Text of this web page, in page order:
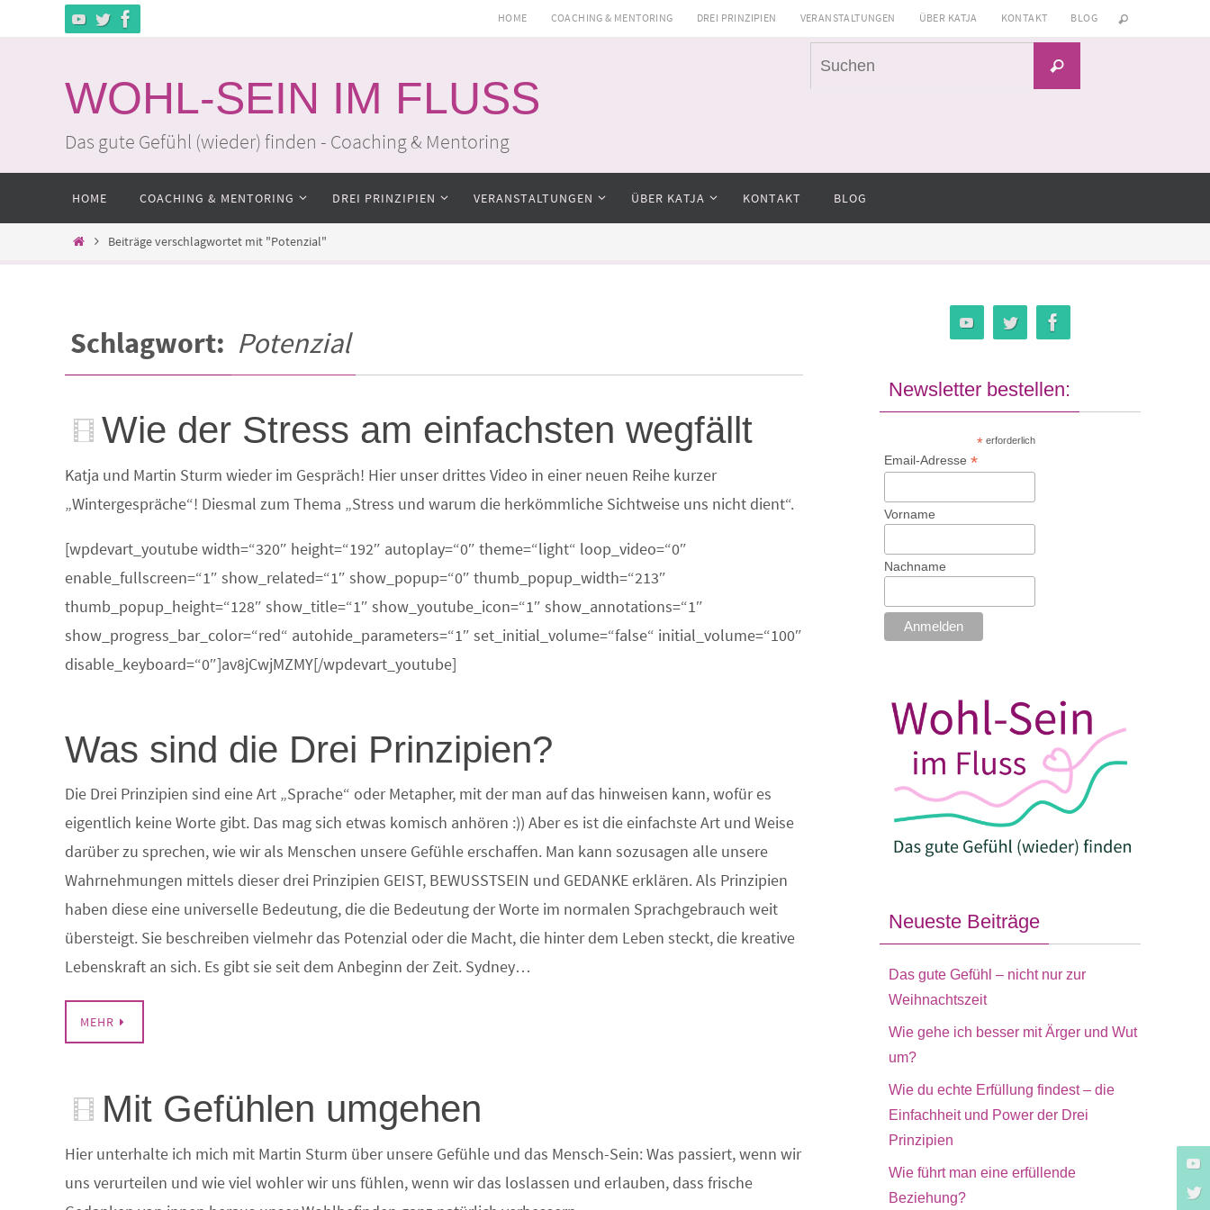
HOME COACHING & MENTORING DREI PRINZIPIEN VERANSTALTUNGEN ÜBER KATJA KONTAKT BLOG
WOHL-SEIN IM FLUSS
Das gute Gefühl (wieder) finden - Coaching & Mentoring
Suchen
springen
HOME COACHING & MENTORING DREI PRINZIPIEN VERANSTALTUNGEN ÜBER KATJA KONTAKT BLOG
HomeBeiträge verschlagwortet mit "Potenzial"
Schlagwort: Potenzial
Wie der Stress am einfachsten wegfällt
Katja und Martin Sturm wieder im Gespräch! Hier unser drittes Video in einer neuen Reihe kurzer
„Wintergespräche“! Diesmal zum Thema „Stress und warum die herkömmliche Sichtweise uns nicht dient“.
[wpdevart_youtube width=“320″ height=“192″ autoplay=“0″ theme=“light“ loop_video=“0″
enable_fullscreen=“1″ show_related=“1″ show_popup=“0″ thumb_popup_width=“213″
thumb_popup_height=“128″ show_title=“1″ show_youtube_icon=“1″ show_annotations=“1″
show_progress_bar_color=“red“ autohide_parameters=“1″ set_initial_volume=“false“ initial_volume=“100″
disable_keyboard=“0″]av8jCwjMZMY[/wpdevart_youtube]
Was sind die Drei Prinzipien?
Die Drei Prinzipien sind eine Art „Sprache“ oder Metapher, mit der man auf das hinweisen kann, wofür es
eigentlich keine Worte gibt. Das mag sich etwas komisch anhören :)) Aber es ist die einfachste Art und Weise
darüber zu sprechen, wie wir als Menschen unsere Gefühle erschaffen. Man kann sozusagen alle unsere
Wahrnehmungen mittels dieser drei Prinzipien GEIST, BEWUSSTSEIN und GEDANKE erklären. Als Prinzipien
haben diese eine universelle Bedeutung, die die Bedeutung der Worte im normalen Sprachgebrauch weit
übersteigt. Sie beschreiben vielmehr das Potenzial oder die Macht, die hinter dem Leben steckt, die kreative
Lebenskraft an sich. Es gibt sie seit dem Anbeginn der Zeit. Sydney…
MEHR
Mit Gefühlen umgehen
Hier unterhalte ich mich mit Martin Sturm über unsere Gefühle und das Mensch-Sein: Was passiert, wenn wir
uns verurteilen und wie viel wohler wir uns fühlen, wenn wir das loslassen und erlauben, dass frische
Newsletter bestellen:
* erforderlich
Email-Adresse*
Vorname
Nachname
Neueste Beiträge
Das gute Gefühl – nicht nur zur
Weihnachtszeit
Wie gehe ich besser mit Ärger und Wut
um?
Wie du echte Erfüllung findest – die
Einfachheit und Power der Drei
Prinzipien
Wie führt man eine erfüllende
Beziehung?